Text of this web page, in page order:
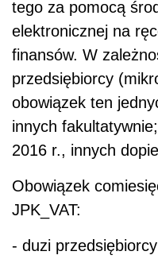
tego za pomocą
elektronicznej na
finansów. W
przedsiębiorcy
obowiązek ten
innych
2016 r., innych
Obowiązek
JPK_VAT:
- duzi